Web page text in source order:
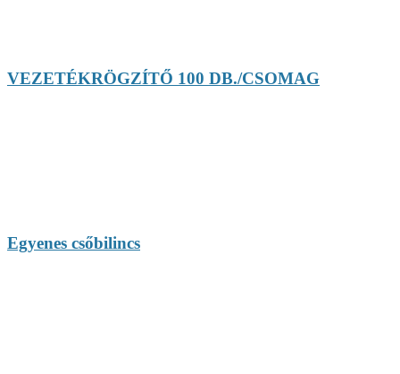
VEZETÉKRÖGZÍTŐ 100 DB./CSOMAG
Egyenes csőbilincs